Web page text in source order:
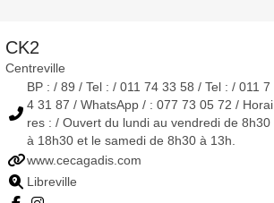
CK2
Centreville
BP : / 89 / Tel : / 011 74 33 58 / Tel : / 011 7
4 31 87 / WhatsApp / : 077 73 05 72 / Horai
res : / Ouvert du lundi au vendredi de 8h30
à 18h30 et le samedi de 8h30 à 13h.
www.cecagadis.com
Libreville